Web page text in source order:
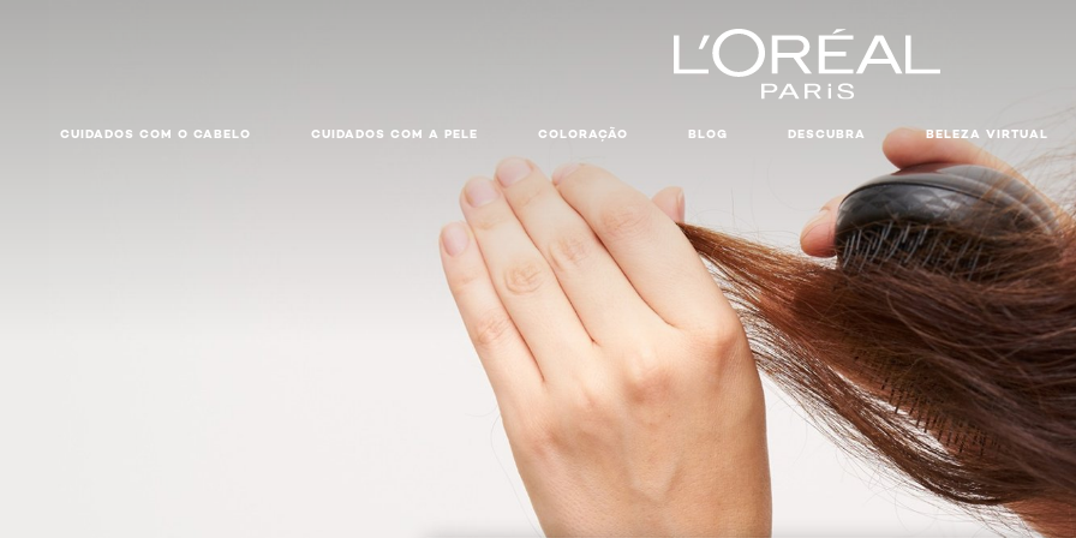
CUIDADOS COM O CABELO CUIDADOS COM A PELE COLORAÇÃO BLOG DESCUBRA BELEZA VIRTUAL